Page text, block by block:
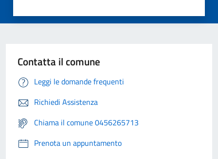
Contatta il comune
Leggi le domande frequenti
Richiedi Assistenza
Chiama il comune 0456265713
Prenota un appuntamento